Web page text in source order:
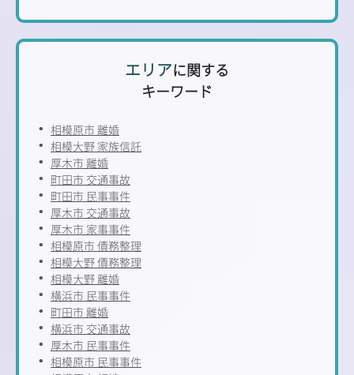
エリアに関する
キーワード
相模原市 離婚
相模大野 家族信託
厚木市 離婚
町田市 交通事故
町田市 民事事件
厚木市 交通事故
厚木市 家事事件
相模原市 債務整理
相模大野 債務整理
相模大野 離婚
横浜市 民事事件
町田市 離婚
横浜市 交通事故
厚木市 民事事件
相模原市 民事事件